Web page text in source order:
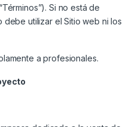
Si no está de
utilizar el Sitio web ni los
a profesionales.